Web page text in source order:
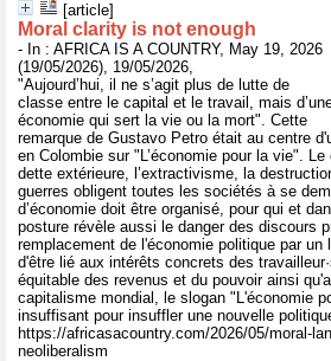
[article]
Moral clarity is not enough
- In : AFRICA IS A COUNTRY, May 19, 2026
(19/05/2026), 19/05/2026,
"Aujourd’hui, il ne s’agit plus de lutte de
classe entre le capital et le travail, mais
économie qui sert la vie ou la mort". Cette
remarque de Gustavo Petro était au centre
en Colombie sur "L’économie pour la vie".
dette extérieure, l’extractivisme, la
guerres obligent toutes les sociétés à se
d’économie doit être organisé, pour qui et
posture révèle aussi le danger des discours
remplacement de l'économie politique par un
d'être lié aux intérêts concrets des
équitable des revenus et du pouvoir ainsi
capitalisme mondial, le slogan "L'économie
insuffisant pour insuffler une nouvelle
https://africasacountry.com/2026/05/moral-
neoliberalism